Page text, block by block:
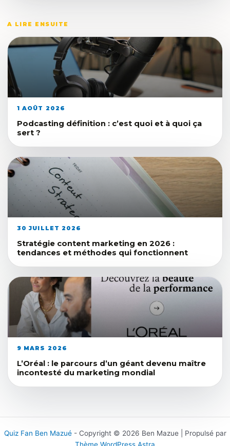
A LIRE ENSUITE
1 AOÛT 2026
Podcasting définition : c’est quoi et à quoi ça
sert ?
30 JUILLET 2026
Stratégie content marketing en 2026 :
tendances et méthodes qui fonctionnent
9 MARS 2026
L’Oréal : le parcours d’un géant devenu maître
incontesté du marketing mondial
Quiz Fan Ben Mazué- Copyright © 2026 Ben Mazue | Propulsé par